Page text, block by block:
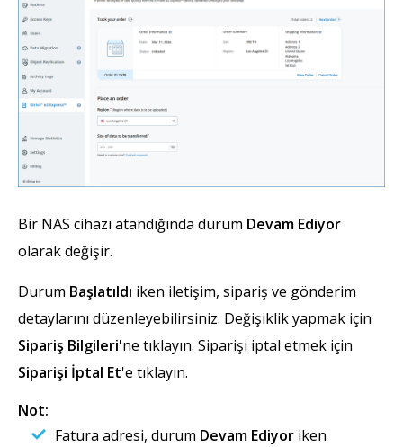
Bir NAS cihazı atandığında durum Devam Ediyor
olarak değişir.
Durum Başlatıldı iken iletişim, sipariş ve gönderim
detaylarını düzenleyebilirsiniz. Değişiklik yapmak için
Sipariş Bilgileri'ne tıklayın. Siparişi iptal etmek için
Siparişi İptal Et'e tıklayın.
Not:
Fatura adresi, durum Devam Ediyor iken